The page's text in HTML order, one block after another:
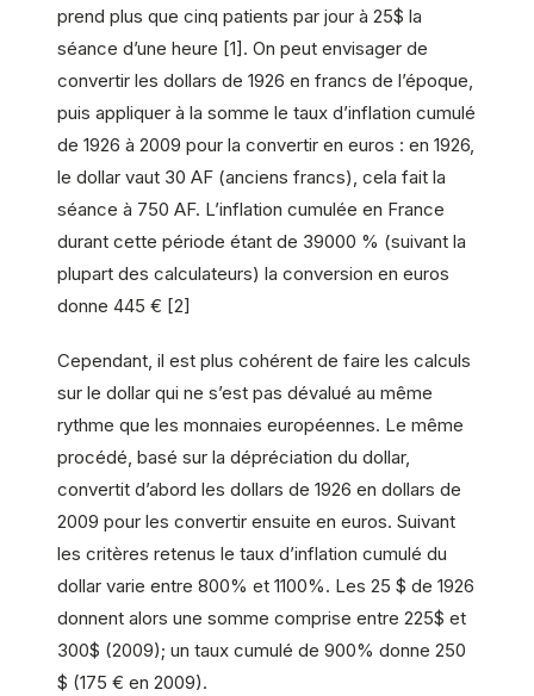
prend plus que cinq patients par jour à 25$ la
séance d’une heure [1]. On peut envisager de
convertir les dollars de 1926 en francs de l’époque,
puis appliquer à la somme le taux d’inflation cumulé
de 1926 à 2009 pour la convertir en euros : en 1926,
le dollar vaut 30 AF (anciens francs), cela fait la
séance à 750 AF. L’inflation cumulée en France
durant cette période étant de 39000 % (suivant la
plupart des calculateurs) la conversion en euros
donne 445 € [2]
Cependant, il est plus cohérent de faire les calculs
sur le dollar qui ne s’est pas dévalué au même
rythme que les monnaies européennes. Le même
procédé, basé sur la dépréciation du dollar,
convertit d’abord les dollars de 1926 en dollars de
2009 pour les convertir ensuite en euros. Suivant
les critères retenus le taux d’inflation cumulé du
dollar varie entre 800% et 1100%. Les 25 $ de 1926
donnent alors une somme comprise entre 225$ et
300$ (2009); un taux cumulé de 900% donne 250
$ (175 € en 2009).